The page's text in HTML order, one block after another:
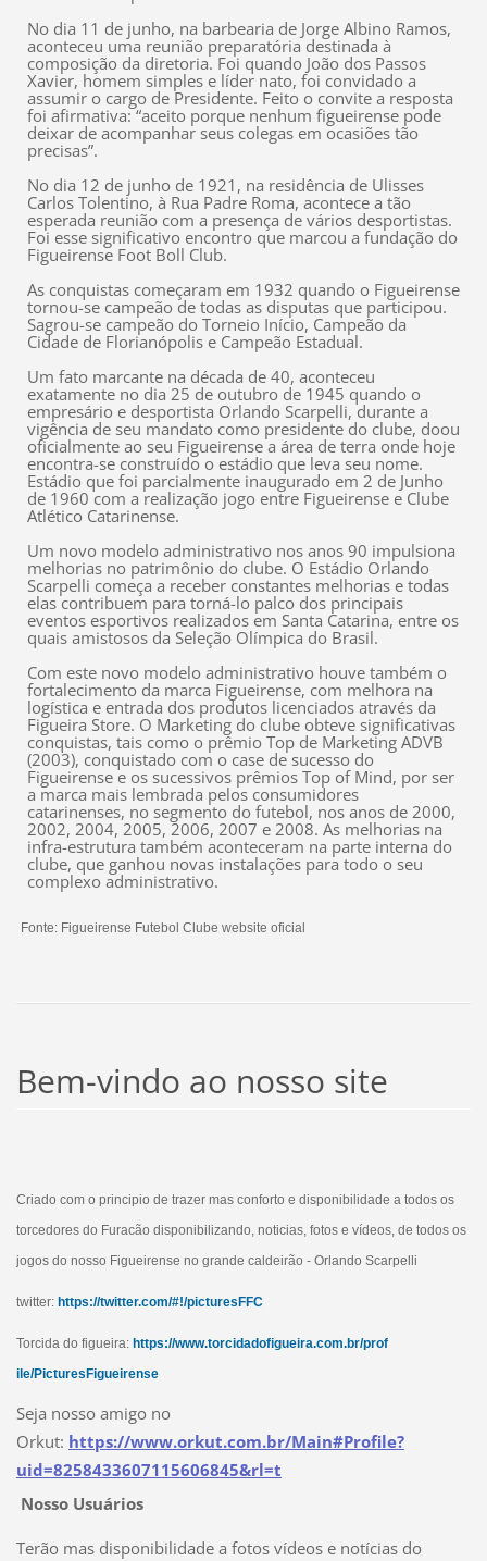
No dia 11 de junho, na barbearia de Jorge Albino Ramos,
aconteceu uma reunião preparatória destinada à
composição da diretoria. Foi quando João dos Passos
Xavier, homem simples e líder nato, foi convidado a
assumir o cargo de Presidente. Feito o convite a resposta
foi afirmativa: “aceito porque nenhum figueirense pode
deixar de acompanhar seus colegas em ocasiões tão
precisas”.
No dia 12 de junho de 1921, na residência de Ulisses
Carlos Tolentino, à Rua Padre Roma, acontece a tão
esperada reunião com a presença de vários desportistas.
Foi esse significativo encontro que marcou a fundação do
Figueirense Foot Boll Club.
As conquistas começaram em 1932 quando o Figueirense
tornou-se campeão de todas as disputas que participou.
Sagrou-se campeão do Torneio Início, Campeão da
Cidade de Florianópolis e Campeão Estadual.
Um fato marcante na década de 40, aconteceu
exatamente no dia 25 de outubro de 1945 quando o
empresário e desportista Orlando Scarpelli, durante a
vigência de seu mandato como presidente do clube, doou
oficialmente ao seu Figueirense a área de terra onde hoje
encontra-se construído o estádio que leva seu nome.
Estádio que foi parcialmente inaugurado em 2 de Junho
de 1960 com a realização jogo entre Figueirense e Clube
Atlético Catarinense.
Um novo modelo administrativo nos anos 90 impulsiona
melhorias no patrimônio do clube. O Estádio Orlando
Scarpelli começa a receber constantes melhorias e todas
elas contribuem para torná-lo palco dos principais
eventos esportivos realizados em Santa Catarina, entre os
quais amistosos da Seleção Olímpica do Brasil.
Com este novo modelo administrativo houve também o
fortalecimento da marca Figueirense, com melhora na
logística e entrada dos produtos licenciados através da
Figueira Store. O Marketing do clube obteve significativas
conquistas, tais como o prêmio Top de Marketing ADVB
(2003), conquistado com o case de sucesso do
Figueirense e os sucessivos prêmios Top of Mind, por ser
a marca mais lembrada pelos consumidores
catarinenses, no segmento do futebol, nos anos de 2000,
2002, 2004, 2005, 2006, 2007 e 2008. As melhorias na
infra-estrutura também aconteceram na parte interna do
clube, que ganhou novas instalações para todo o seu
complexo administrativo.
Fonte: Figueirense Futebol Clube website oficial
Bem-vindo ao nosso site
Criado com o principio de trazer mas conforto e disponibilidade a todos os
torcedores do Furacão disponibilizando, noticias, fotos e vídeos, de todos os
jogos do nosso Figueirense no grande caldeirão - Orlando Scarpelli
twitter: https://twitter.com/#!/picturesFFC
Torcida do figueira: https://www.torcidadofigueira.com.br/prof
ile/PicturesFigueirense
Seja nosso amigo no
Orkut: https://www.orkut.com.br/Main#Profile?
uid=8258433607115606845&rl=t
Nosso Usuários
Terão mas disponibilidade a fotos vídeos e notícias do